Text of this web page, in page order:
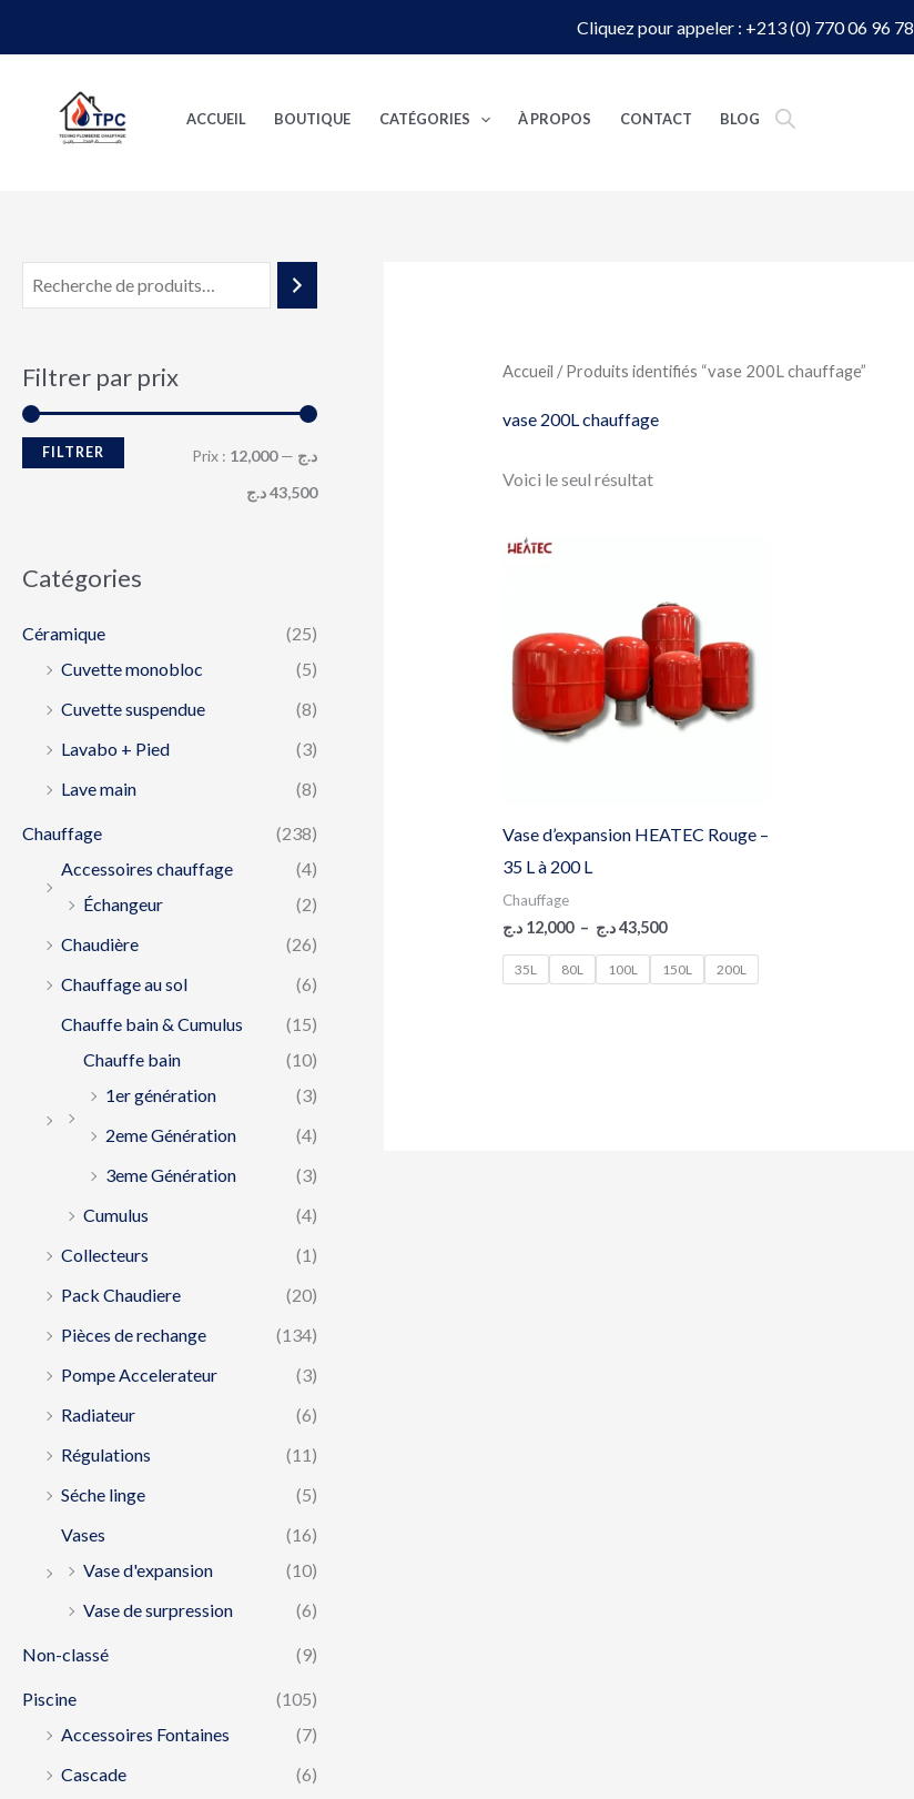
Cliquez pour appeler : +213 (0) 770 06 96 78
ACCUEIL BOUTIQUE CATÉGORIES À PROPOS CONTACT BLOG
Filtrer par prix
FILTRER Prix : 12,000 د.ج —
43,500 د.ج
Catégories
Céramique
(25)
Cuvette monobloc
(5)
Cuvette suspendue
(8)
Lavabo + Pied
(3)
Lave main
(8)
Chauffage
(238)
Accessoires chauffage
(4)
Échangeur
(2)
Chaudière
(26)
Chauffage au sol
(6)
Chauffe bain & Cumulus
(15)
Chauffe bain
(10)
1er génération
(3)
2eme Génération
(4)
3eme Génération
(3)
Cumulus
(4)
Collecteurs
(1)
Pack Chaudiere
(20)
Pièces de rechange
(134)
Pompe Accelerateur
(3)
Radiateur
(6)
Régulations
(11)
Séche linge
(5)
Vases
(16)
Vase d'expansion
(10)
Vase de surpression
(6)
Non-classé (9)
Piscine
(105)
Accessoires Fontaines
(7)
Cascade
(6)
Accueil / Produits identifiés “vase 200L chauffage”
vase 200L chauffage
Voici le seul résultat
Vase d’expansion HEATEC Rouge –
35 L à 200 L
Chauffage
12,000 د.ج – 43,500د.ج
12,000 د.ج
à
43,500 د.ج
35L 80L 100L 150L 200L